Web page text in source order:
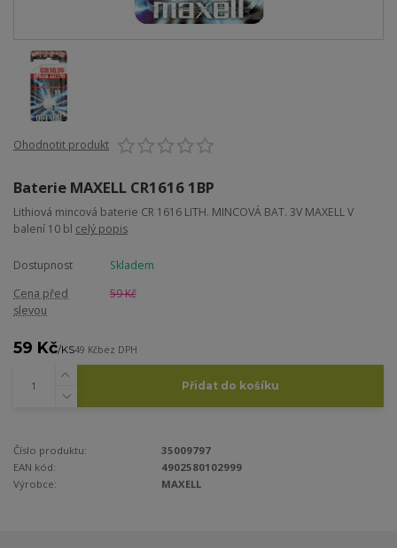
Ohodnotit produkt
Baterie MAXELL CR1616 1BP
Lithiová mincová baterie CR 1616 LITH. MINCOVÁ BAT. 3V MAXELL V
balení 10 bl celý popis
Dostupnost
Skladem
Cena před
slevou
59 Kč
59 Kč/KS49 Kčbez DPH
Přidat do košíku
Číslo produktu:
35009797
EAN kód:
4902580102999
Výrobce:
MAXELL